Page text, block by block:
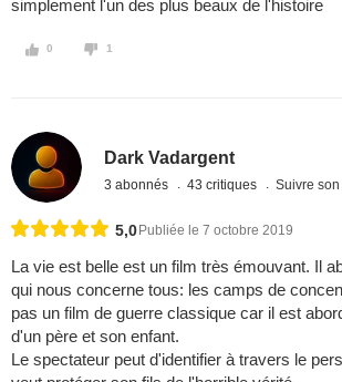
simplement l'un des plus beaux de l'histoire
0 1
Dark Vadargent
3 abonnés 43 critiques Suivre son
5,0 Publiée le 7 octobre 2019
La vie est belle est un film très émouvant. Il
qui nous concerne tous: les camps de
pas un film de guerre classique car il est
d'un père et son enfant.
Le spectateur peut d'identifier à travers le